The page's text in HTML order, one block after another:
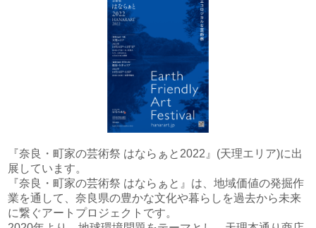
労働における権利に関する方針
一般事業主行動計画
インクジェット印刷
プロフェッショナル・トナー印刷
物流ソリューション
文化財アーカイブ＆複製＆活用
環境ソリューション
NARA GOODS
紙行灯
御朱印・御城印
沿革
文化活動
超印刷（印刷業界の枠を超える取り組みのブログ）
プライバシーポリシー
お問い合わせ
『奈良・町家の芸術祭 はならぁと2022』(天理エリア)に出
展しています。
『奈良・町家の芸術祭 はならぁと』は、地域価値の発掘作
業を通して、奈良県の豊かな文化や暮らしを過去から未来
に繋ぐアートプロジェクトです。